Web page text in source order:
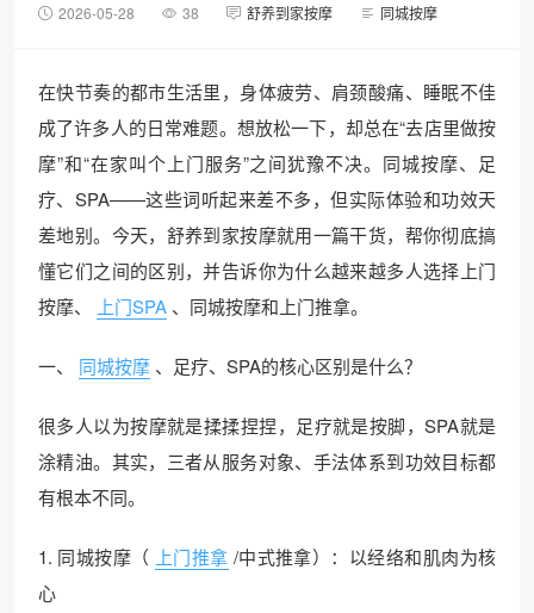
2026-05-28 38 舒养到家按摩 同城按摩
在快节奏的都市生活里，身体疲劳、肩颈酸痛、睡眠不佳
成了许多人的日常难题。想放松一下，却总在“去店里做按
摩”和“在家叫个上门服务”之间犹豫不决。同城按摩、足
疗、SPA——这些词听起来差不多，但实际体验和功效天
差地别。今天，舒养到家按摩就用一篇干货，帮你彻底搞
懂它们之间的区别，并告诉你为什么越来越多人选择上门
按摩、
上门SPA 、同城按摩和上门推拿。
一、 同城按摩 、足疗、SPA的核心区别是什么？
很多人以为按摩就是揉揉捏捏，足疗就是按脚，SPA就是
涂精油。其实，三者从服务对象、手法体系到功效目标都
有根本不同。
1. 同城按摩（ 上门推拿 /中式推拿）：以经络和肌肉为核
心